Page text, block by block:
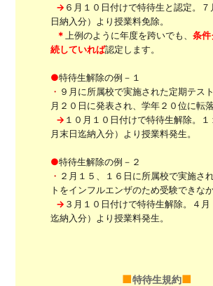
→ ６月１０日付けで特待生と認定。
日納入分）より授業料免除。
＊ 上例のように年度を跨いでも、条
続していれば認定します。
●特待生解除の例－１
・ ９月に所属校で実施された定期テス
月２０日に発表され、学年２０位に転落
→ １０月１０日付けで特待生解除。１
月末日迄納入分）より授業料発生。
●特待生解除の例－２
・ ２月１５、１６日に所属校で実施さ
トをインフルエンザのため受験できなか
→ ３月１０日付けで特待生解除。４月
迄納入分）より授業料発生。
特待生規約